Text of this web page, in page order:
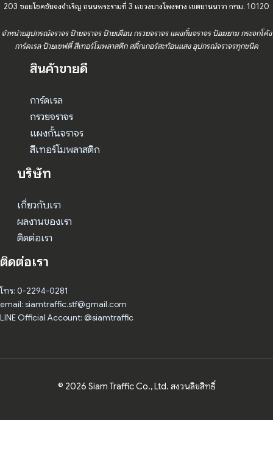
203 ซอยโชคชัยจงจำเริญ ถนนพระรามที่ 3 แขวงบางโพงพาง เขตยานนาวา กทม. 10120
จำหน่ายอุปกรณ์จราจร ป้ายจราจร ป้ายเตือน กรวยจราจร แผงกั้นจราจร ป้อมยาม กระจกโค้ง
การ์ดเรล ป้ายเซฟตี้ สีเทอร์โมพลาสติก สติ๊กเกอร์สะท้อนแสง อุปกรณ์จราจรทุกชนิด
สินค้าขายดี
การ์ดเรล
กรวยจราจร
แผงกั้นจราจร
สีเทอร์โมพลาสติก
บริษัท
เกี่ยวกับเรา
ผลงานของเรา
ติดต่อเรา
ติดต่อเรา
โทร: 0-2294-0281
email: siamtraffic.stf@gmail.com
LINE Official Account: @siamtraffic
© 2026 Siam Traffic Co., Ltd. สงวนลิขสิทธิ์